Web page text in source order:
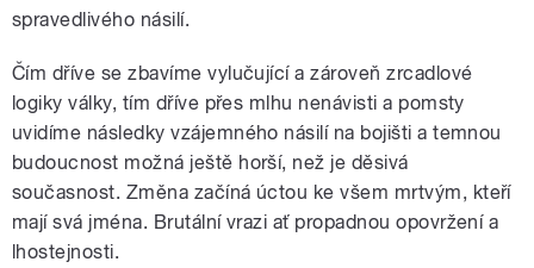
spravedlivého násilí.
Čím dříve se zbavíme vylučující a zároveň zrcadlové
logiky války, tím dříve přes mlhu nenávisti a pomsty
uvidíme následky vzájemného násilí na bojišti a temnou
budoucnost možná ještě horší, než je děsivá
současnost. Změna začíná úctou ke všem mrtvým, kteří
mají svá jména. Brutální vrazi ať propadnou opovržení a
lhostejnosti.